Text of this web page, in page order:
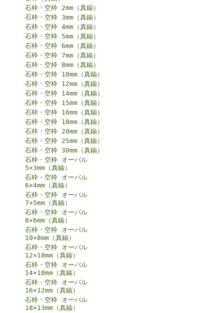
石枠・空枠 2mm（真鍮）
石枠・空枠 3mm（真鍮）
石枠・空枠 4mm（真鍮）
石枠・空枠 5mm（真鍮）
石枠・空枠 6mm（真鍮）
石枠・空枠 7mm（真鍮）
石枠・空枠 8mm（真鍮）
石枠・空枠 10mm（真鍮）
石枠・空枠 12mm（真鍮）
石枠・空枠 14mm（真鍮）
石枠・空枠 15mm（真鍮）
石枠・空枠 16mm（真鍮）
石枠・空枠 18mm（真鍮）
石枠・空枠 20mm（真鍮）
石枠・空枠 25mm（真鍮）
石枠・空枠 30mm（真鍮）
石枠・空枠 オーバル
5×3mm（真鍮）
石枠・空枠 オーバル
6×4mm（真鍮）
石枠・空枠 オーバル
7×5mm（真鍮）
石枠・空枠 オーバル
8×6mm（真鍮）
石枠・空枠 オーバル
10×8mm（真鍮）
石枠・空枠 オーバル
12×10mm（真鍮）
石枠・空枠 オーバル
14×10mm（真鍮）
石枠・空枠 オーバル
16×12mm（真鍮）
石枠・空枠 オーバル
18×13mm（真鍮）